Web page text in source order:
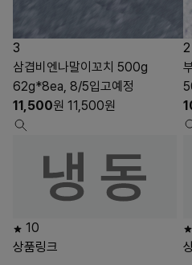
3
삼겹비엔나말이꼬치 500g
62g*8ea, 8/5입고예정
11,500원 11,500원
10
상품링크
2